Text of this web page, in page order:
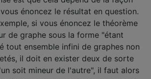
énoncez le résultat en question.
si vous énoncez le théorème
de graphe sous la forme "étant
tout ensemble infini de graphes non
il doit en exister deux de sorte
soit mineur de l'autre", il faut alors